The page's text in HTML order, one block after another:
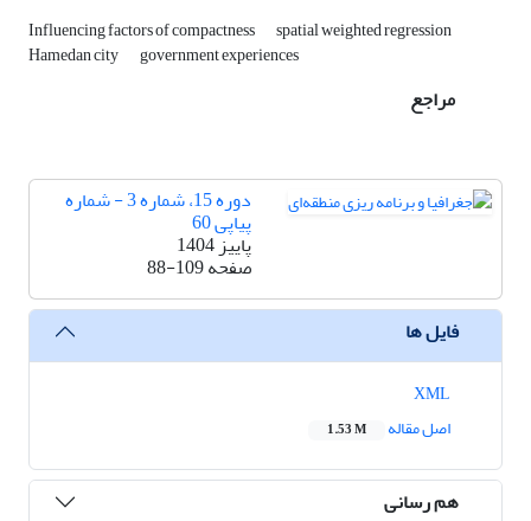
Influencing factors of compactness spatial weighted regression
Hamedan city government experiences
مراجع
دوره 15، شماره 3 - شماره
پیاپی 60
پاییز 1404
صفحه88-109
فایل ها
اصل مقاله
1.53 M
هم رسانی